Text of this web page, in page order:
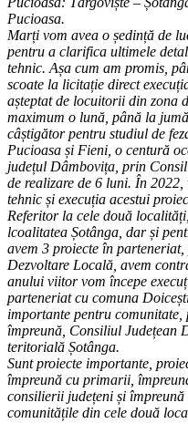
Pucioasa.
Marți vom avea o ședință de
pentru a clarifica ultimele
tehnic. Așa cum am promis,
scoate la licitație direct
așteptat de locuitorii din zona
maximum o lună, până la
câștigător pentru studiul de
Pucioasa și Fieni, o centură
județul Dâmbovița, prin
de realizare de 6 luni. În
tehnic și execuția acestui
Referitor la cele două
lcoalitatea Șotânga, dar și
avem 3 proiecte în
Dezvoltare Locală, avem
anului viitor vom începe
parteneriat cu comuna
importante pentru comunitate,
împreună, Consiliul Județean
teritorială Șotânga.
Sunt proiecte importante,
împreună cu primarii,
consilierii județeni și împreună
comunitățile din cele două